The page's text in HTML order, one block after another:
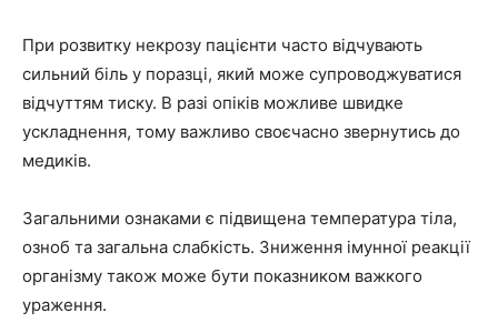
При розвитку некрозу пацієнти часто відчувають
сильний біль у поразці, який може супроводжуватися
відчуттям тиску. В разі опіків можливе швидке
ускладнення, тому важливо своєчасно звернутись до
медиків.
Загальними ознаками є підвищена температура тіла,
озноб та загальна слабкість. Зниження імунної реакції
організму також може бути показником важкого
ураження.